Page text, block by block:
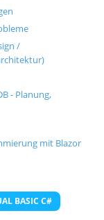
/
- Planung,
mit Blazor
BASIC C#